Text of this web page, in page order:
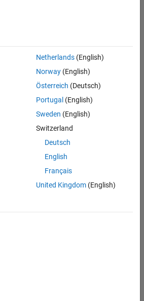
Netherlands(English)
Norway(English)
Österreich (Deutsch)
Portugal (English)
Sweden (English)
Switzerland
Deutsch
English
Français
United Kingdom(English)